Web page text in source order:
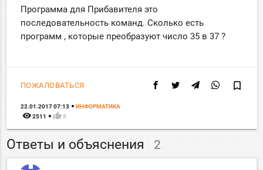
Программа для Прибавителя это
последовательность команд. Сколько есть
программ , которые преобразуют число 35 в 37 ?
ПОЖАЛОВАТЬСЯ bookmark_border
22.01.2017 07:13 ИНФОРМАТИКА
remove_red_eye 2511 thumb_up 5
Ответы и объяснения 2